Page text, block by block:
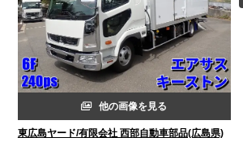
他の画像を見る
東広島ヤード/有限会社 西部自動車部品(広島県)